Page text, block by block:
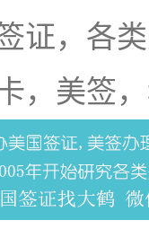
证，各
，美签